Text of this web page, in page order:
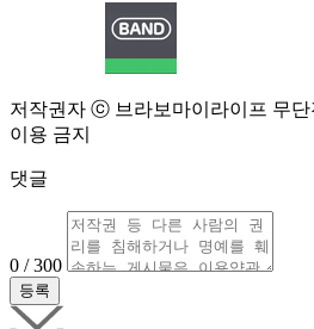
저작권자 ⓒ 브라보마이라이프 무
이용 금지
댓글
0 / 300